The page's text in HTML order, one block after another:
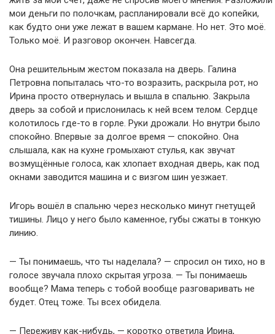
мои деньги по полочкам, распланировали всё до копейки,
как будто они уже лежат в вашем кармане. Но нет. Это моё.
Только моё. И разговор окончен. Навсегда.
Она решительным жестом показала на дверь. Галина
Петровна попыталась что-то возразить, раскрыла рот, но
Ирина просто отвернулась и вышла в спальню. Закрыла
дверь за собой и прислонилась к ней всем телом. Сердце
колотилось где-то в горле. Руки дрожали. Но внутри было
спокойно. Впервые за долгое время — спокойно. Она
слышала, как на кухне громыхают стулья, как звучат
возмущённые голоса, как хлопает входная дверь, как под
окнами заводится машина и с визгом шин уезжает.
Игорь вошёл в спальню через несколько минут гнетущей
тишины. Лицо у него было каменное, губы сжаты в тонкую
линию.
— Ты понимаешь, что ты наделала? — спросил он тихо, но в
голосе звучала плохо скрытая угроза. — Ты понимаешь
вообще? Мама теперь с тобой вообще разговаривать не
будет. Отец тоже. Ты всех обидела.
— Переживу как-нибудь, — коротко ответила Ирина,